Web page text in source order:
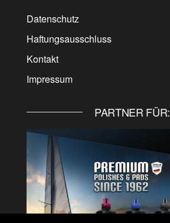
Datenschutz
Haftungsausschluss
Kontakt
Impressum
PARTNER FÜR: